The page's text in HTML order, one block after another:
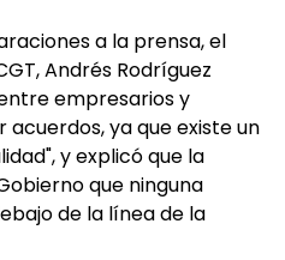
a la prensa, el
Andrés Rodríguez
empresarios y
ya que existe un
y explicó que la
que ninguna
de la línea de la